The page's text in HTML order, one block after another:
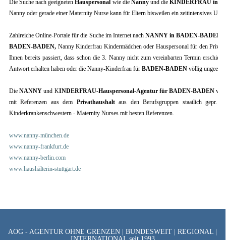
Die Suche nach geeignetenHauspersonal wie die Nannyund dieKINDERFRAU in
Nanny oder gerade einer Maternity Nurse kann für Eltern bisweilen ein zeitintensives
Zahlreiche Online-Portale für die Suche im Internet nachNANNY in BADEN-BADEN
BADEN-BADEN, Nanny Kinderfrau Kindermädchen oder Hauspersonal für den
Ihnen bereits passiert, dass schon die 3. Nanny nicht zum vereinbarten Termin
Antwort erhalten haben oder die Nanny-Kinderfrau für BADEN-BADEN völlig
DieNANNY und KINDERFRAU-Hauspersonal-Agentur für BADEN-BADEN
mit Referenzen aus dem Privathaushaltaus den Berufsgruppen staatlich gepr.
Kinderkrankenschwestern - Maternity Nurses mit besten Referenzen.
www.nanny-münchen.de
www.nanny-frankfurt.de
www.nanny-berlin.com
www.haushälterin-stuttgart.de
AOG - AGENTUR OHNE GRENZEN | BUNDESWEIT | REGIONAL |